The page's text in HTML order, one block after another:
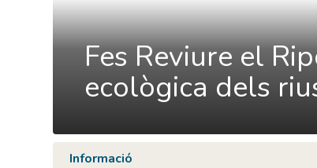
Fes Reviure el
ecològica dels
Informació